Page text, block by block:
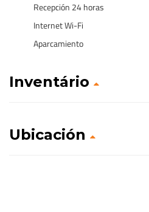
Recepción 24 horas
Internet Wi-Fi
Aparcamiento
Inventário
Ubicación